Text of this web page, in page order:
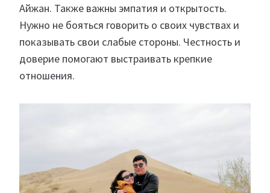
Айжан. Также важны эмпатия и открытость.
Нужно не бояться говорить о своих чувствах и
показывать свои слабые стороны. Честность и
доверие помогают выстраивать крепкие
отношения.